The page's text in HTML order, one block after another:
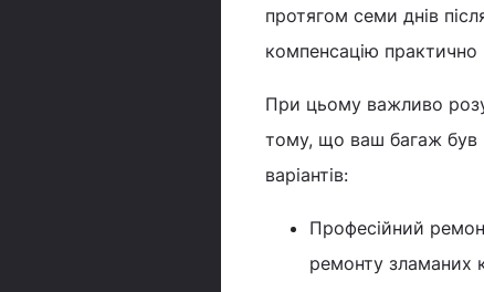
протягом семи днів
компенсацію практично
При цьому важливо
тому, що ваш багаж був
варіантів:
Професійний
ремонту зламаних